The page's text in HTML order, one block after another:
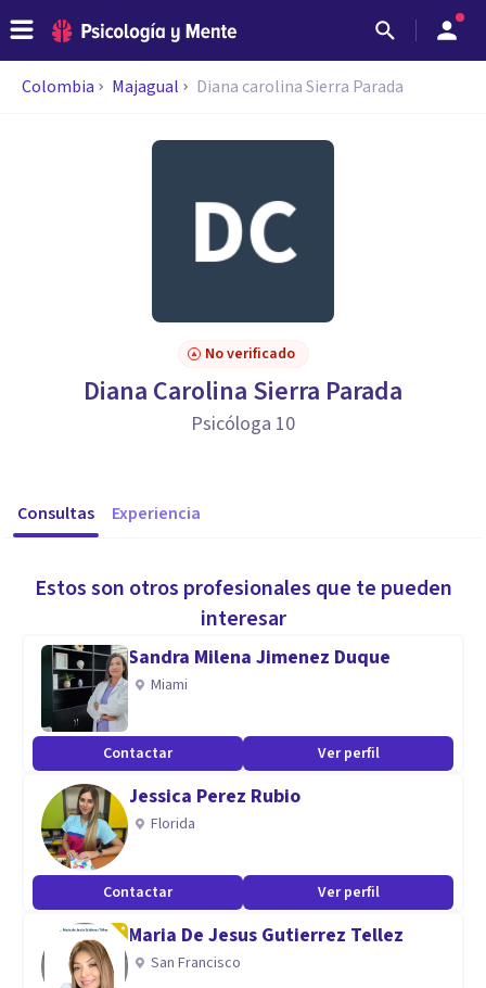
Colombia Majagual Diana carolina Sierra Parada
No verificado
Diana Carolina Sierra Parada
Psicóloga 10
Consultas Experiencia
Estos son otros profesionales que te pueden
interesar
Sandra Milena Jimenez Duque
Miami
Contactar Ver perfil
Jessica Perez Rubio
Florida
Contactar Ver perfil
Maria De Jesus Gutierrez Tellez
San Francisco